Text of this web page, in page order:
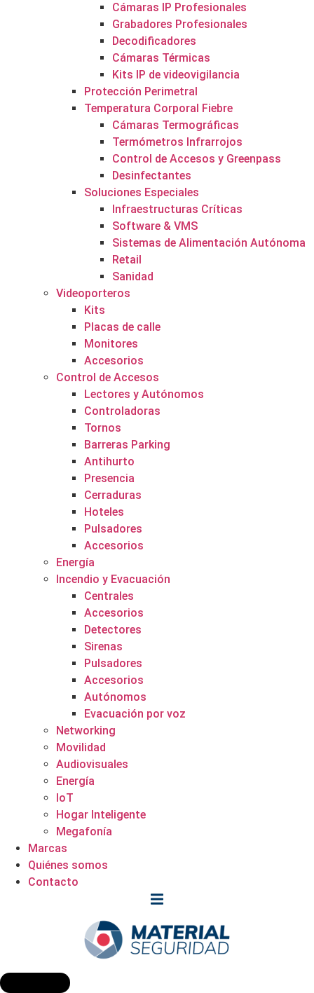
Cámaras IP Profesionales
Grabadores Profesionales
Decodificadores
Cámaras Térmicas
Kits IP de videovigilancia
Protección Perimetral
Temperatura Corporal Fiebre
Cámaras Termográficas
Termómetros Infrarrojos
Control de Accesos y Greenpass
Desinfectantes
Soluciones Especiales
Infraestructuras Críticas
Software & VMS
Sistemas de Alimentación Autónoma
Retail
Sanidad
Videoporteros
Kits
Placas de calle
Monitores
Accesorios
Control de Accesos
Lectores y Autónomos
Controladoras
Tornos
Barreras Parking
Antihurto
Presencia
Cerraduras
Hoteles
Pulsadores
Accesorios
Energía
Incendio y Evacuación
Centrales
Accesorios
Detectores
Sirenas
Pulsadores
Accesorios
Autónomos
Evacuación por voz
Networking
Movilidad
Audiovisuales
Energía
IoT
Hogar Inteligente
Megafonía
Marcas
Quiénes somos
Contacto